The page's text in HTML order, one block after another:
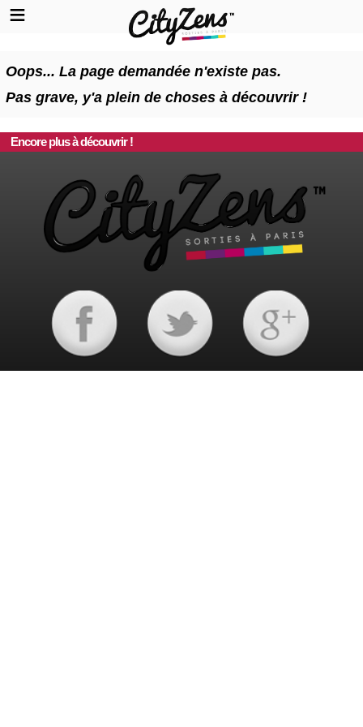
Oops... La page demandée n'existe pas.
Pas grave, y'a plein de choses à découvrir !
Encore plus à découvrir !